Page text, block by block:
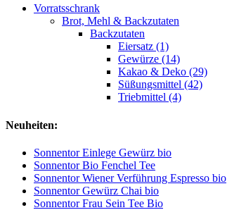
Vorratsschrank
Brot, Mehl & Backzutaten
Backzutaten
Eiersatz (1)
Gewürze (14)
Kakao & Deko (29)
Süßungsmittel (42)
Triebmittel (4)
Neuheiten:
Sonnentor Einlege Gewürz bio
Sonnentor Bio Fenchel Tee
Sonnentor Wiener Verführung Espresso bio
Sonnentor Gewürz Chai bio
Sonnentor Frau Sein Tee Bio